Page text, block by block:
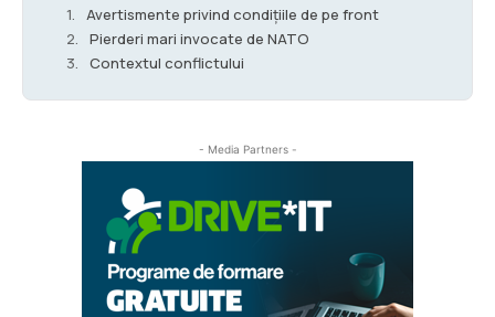
Avertismente privind condițiile de pe front
Pierderi mari invocate de NATO
Contextul conflictului
- Media Partners -